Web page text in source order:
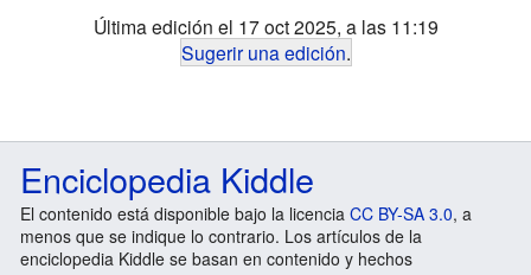
Última edición el 17 oct 2025, a las 11:19
Sugerir una edición.
Enciclopedia Kiddle
El contenido está disponible bajo la licencia CC BY-SA 3.0, a
menos que se indique lo contrario. Los artículos de la
enciclopedia Kiddle se basan en contenido y hechos